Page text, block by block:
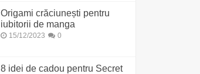
Origami crăciunești pentru
iubitorii de manga
15/12/2023 0
8 idei de cadou pentru Secret